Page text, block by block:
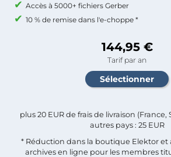
Accès à 5000+ fichiers Gerber
10 % de remise dans l'e-choppe *
144,95 €
Tarif par an
plus 20 EUR de frais de livraison (France,
autres pays : 25 EUR
* Réduction dans la boutique Elektor et
archives en ligne pour les membres